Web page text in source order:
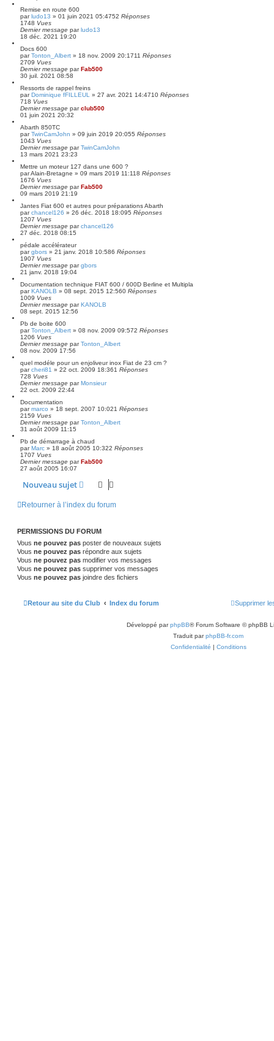
Remise en route 600
parludo13 » 01 juin 2021 05:4752 Réponses
1748 Vues
Dernier message parludo13
18 déc. 2021 19:20
Docs 600
parTonton_Albert » 18 nov. 2009 20:1711 Réponses
2709 Vues
Dernier message parFab500
30 juil. 2021 08:58
Ressorts de rappel freins
parDominique fFILLEUL » 27 avr. 2021 14:4710 Réponses
718 Vues
Dernier message parclub500
01 juin 2021 20:32
Abarth 850TC
parTwinCamJohn » 09 juin 2019 20:055 Réponses
1043 Vues
Dernier message parTwinCamJohn
13 mars 2021 23:23
Mettre un moteur 127 dans une 600 ?
parAlain-Bretagne » 09 mars 2019 11:118 Réponses
1676 Vues
Dernier message parFab500
09 mars 2019 21:19
Jantes Fiat 600 et autres pour préparations Abarth
parchancel126 » 26 déc. 2018 18:095 Réponses
1207 Vues
Dernier message parchancel126
27 déc. 2018 08:15
pédale accélérateur
pargbors » 21 janv. 2018 10:586 Réponses
1907 Vues
Dernier message pargbors
21 janv. 2018 19:04
Documentation technique FIAT 600 / 600D Berline et Multipla
parKANOLB » 08 sept. 2015 12:560 Réponses
1009 Vues
Dernier message parKANOLB
08 sept. 2015 12:56
Pb de boite 600
parTonton_Albert » 08 nov. 2009 09:572 Réponses
1206 Vues
Dernier message parTonton_Albert
08 nov. 2009 17:56
quel modéle pour un enjoliveur inox Fiat de 23 cm ?
parcheri81 » 22 oct. 2009 18:361 Réponses
728 Vues
Dernier message parMonsieur
22 oct. 2009 22:44
Documentation
parmarco » 18 sept. 2007 10:021 Réponses
2159 Vues
Dernier message parTonton_Albert
31 août 2009 11:15
Pb de démarrage à chaud
parMarc » 18 août 2005 10:322 Réponses
1707 Vues
Dernier message parFab500
27 août 2005 16:07
Nouveau sujet
Retourner à l’index du forum
PERMISSIONS DU FORUM
Vous ne pouvez pas poster de nouveaux sujets
Vous ne pouvez pas répondre aux sujets
Vous ne pouvez pas modifier vos messages
Vous ne pouvez pas supprimer vos messages
Vous ne pouvez pas joindre des fichiers
Retour au site du Club Index du forum Supprimer
Développé parphpBB® Forum Software © phpBB
Traduit parphpBB-fr.com
Confidentialité | Conditions